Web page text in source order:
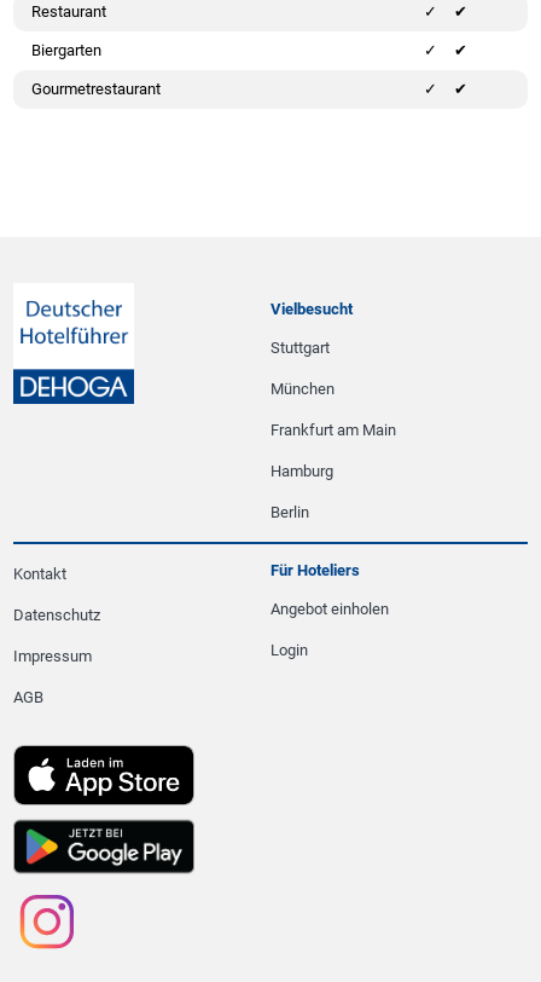
Restaurant ✔
Biergarten ✔
Gourmetrestaurant ✔
Vielbesucht
Stuttgart
München
Frankfurt am Main
Hamburg
Berlin
Kontakt
Datenschutz
Impressum
AGB
Für Hoteliers
Angebot einholen
Login